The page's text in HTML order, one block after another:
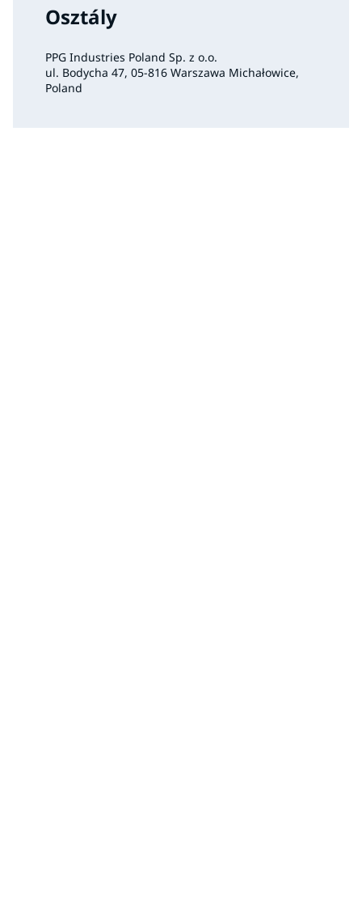
Osztály
PPG Industries Poland Sp. z o.o.
ul. Bodycha 47, 05-816 Warszawa Michałowice,
Poland